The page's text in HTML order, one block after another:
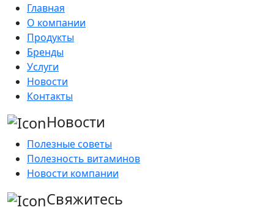
Главная
О компании
Продукты
Бренды
Услуги
Новости
Контакты
Новости
Полезные советы
Полезность витаминов
Новости компании
Свяжитесь